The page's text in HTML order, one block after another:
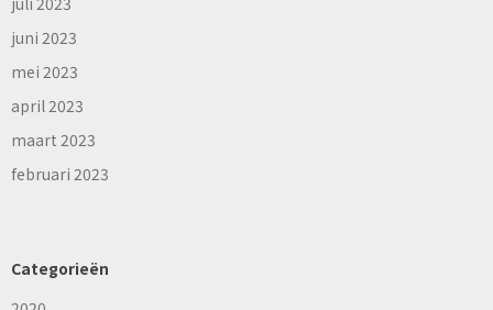
juni 2023
mei 2023
april 2023
maart 2023
februari 2023
Categorieën